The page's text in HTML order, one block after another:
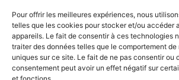
Pour offrir les meilleures expériences, nous
telles que les cookies pour stocker et/ou accéder
appareils. Le fait de consentir à ces technologies
traiter des données telles que le comportement de
uniques sur ce site. Le fait de ne pas consentir ou
consentement peut avoir un effet négatif sur
CHAUSSURES
CARTE CADEAU
ACTUALITÉS
À PROPOS